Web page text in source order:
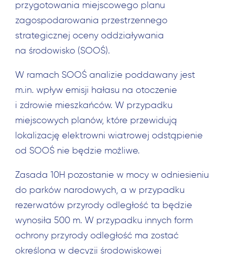
przygotowania miejscowego planu
zagospodarowania przestrzennego
strategicznej oceny oddziaływania
na środowisko (SOOŚ).
W ramach SOOŚ analizie poddawany jest
m.in. wpływ emisji hałasu na otoczenie
i zdrowie mieszkańców. W przypadku
miejscowych planów, które przewidują
lokalizację elektrowni wiatrowej odstąpienie
od SOOŚ nie będzie możliwe.
Zasada 10H pozostanie w mocy w odniesieniu
do parków narodowych, a w przypadku
rezerwatów przyrody odległość ta będzie
wynosiła 500 m. W przypadku innych form
ochrony przyrody odległość ma zostać
określona w decyzji środowiskowej